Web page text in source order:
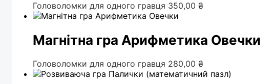
Головоломки для одного гравця 350,00 ₴
Магнітна гра Арифметика Овечки
Головоломки для одного гравця 280,00 ₴